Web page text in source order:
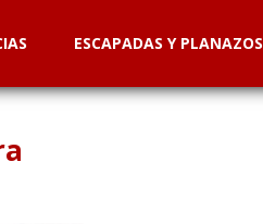
ESCAPADAS Y PLANAZOS